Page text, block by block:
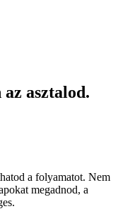
asztalod.
a folyamatot. Nem
megadnod, a